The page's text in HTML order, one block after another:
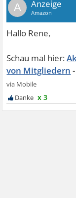
A
von Mitgliedern
x 3